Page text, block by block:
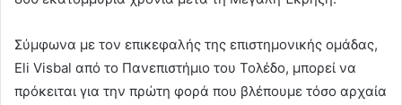
Σύμφωνα με τον επικεφαλής της επιστημονικής ομάδας,
Eli Visbal από το Πανεπιστήμιο του Τολέδο, μπορεί να
πρόκειται για την πρώτη φορά που βλέπουμε τόσο αρχαία